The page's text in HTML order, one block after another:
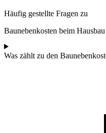
Häufig gestellte Fragen zu
Baunebenkosten beim Hausbau
Was zählt zu den